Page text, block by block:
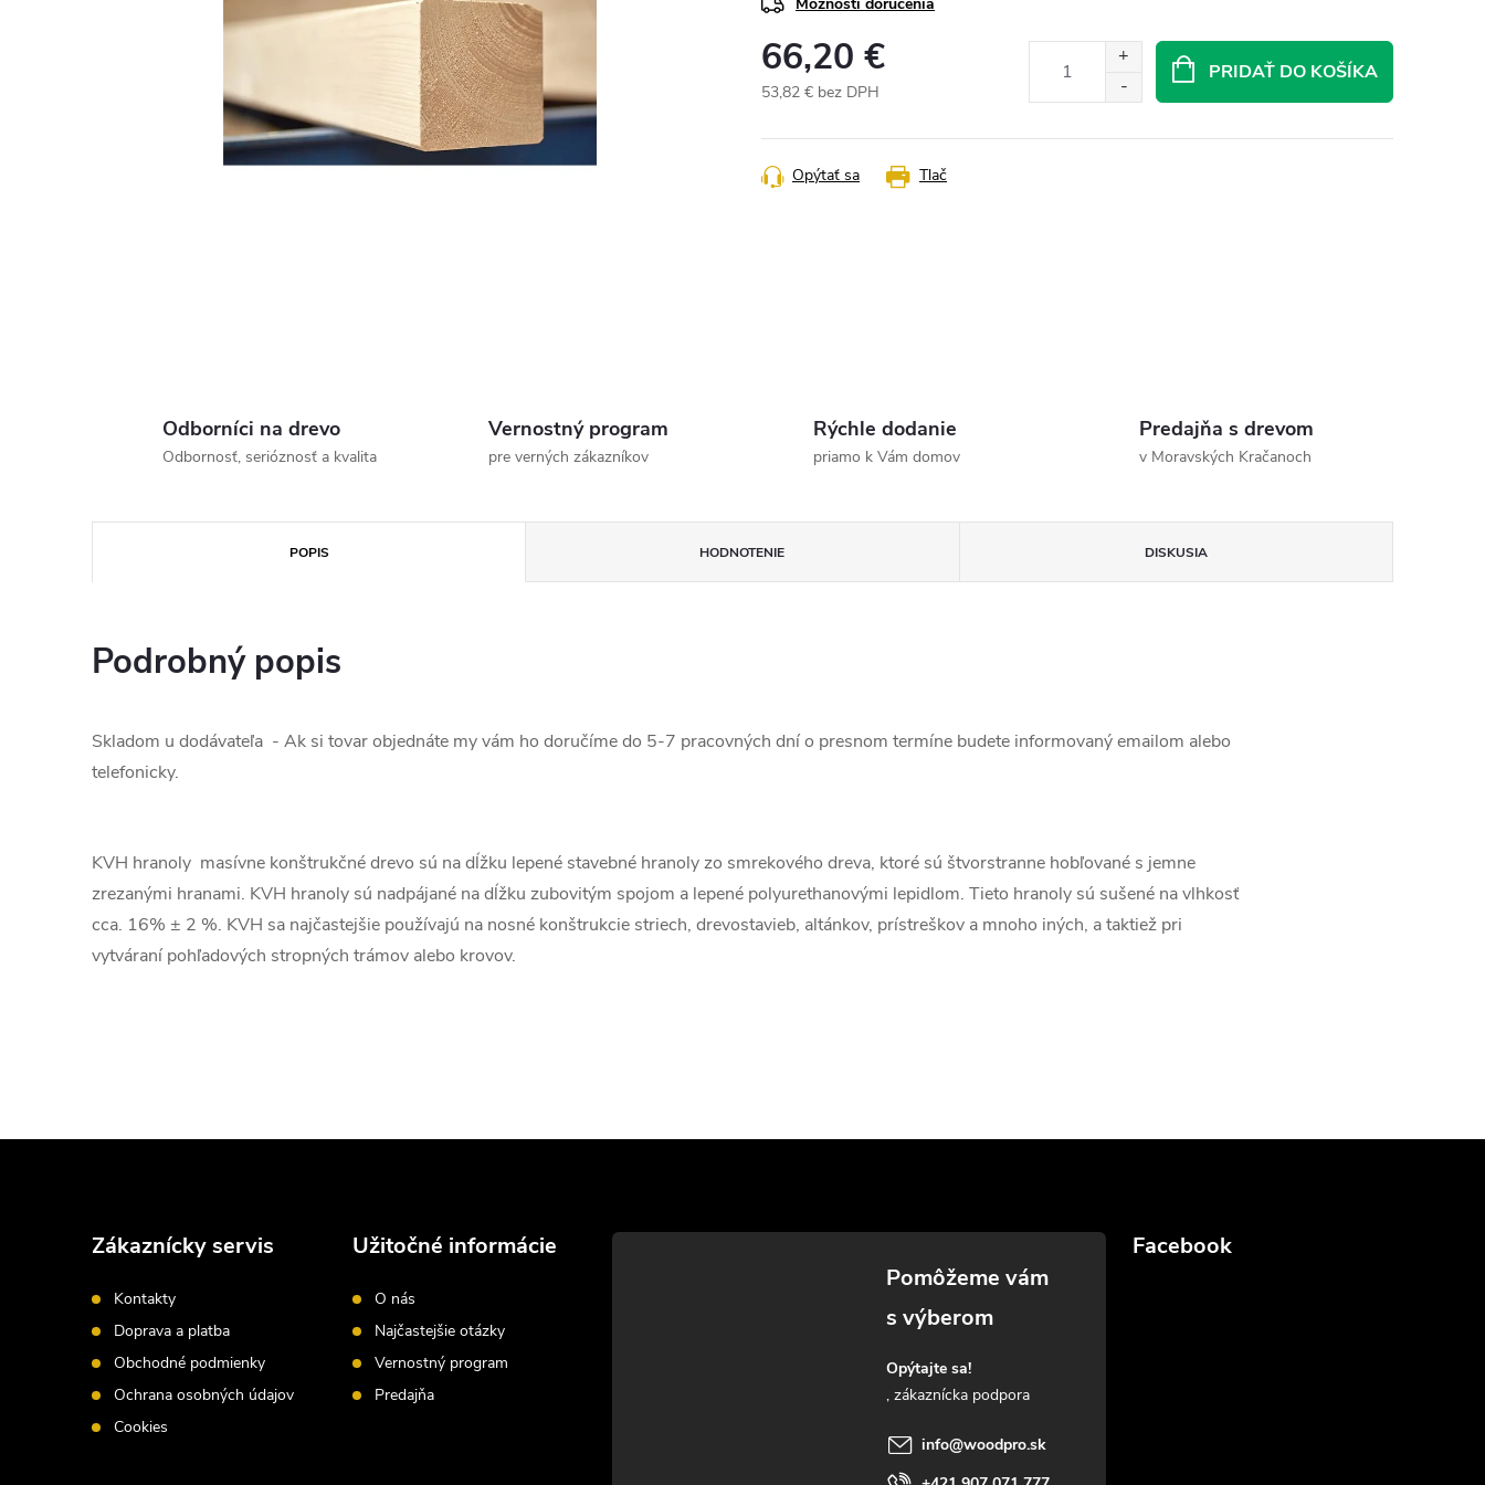
66,20 €
53,82 € bez DPH
cena:
PRIDAŤ DO KOŠÍKA
Tlač
Opýtať sa
Odborníci na drevo
Odbornosť, serióznosť a kvalita
Vernostný program
pre verných zákazníkov
Rýchle dodanie
priamo k Vám domov
Predajňa s drevom
v Moravských Kračanoch
POPIS HODNOTENIE DISKUSIA
Podrobný popis
Skladom u dodávateľa - Ak si tovar objednáte my vám ho doručíme do 5-7 pracovných dní o presnom termíne budete informovaný emailom alebo
telefonicky.
KVH hranoly masívne konštrukčné drevo sú na dĺžku lepené stavebné hranoly zo smrekového dreva, ktoré sú štvorstranne hobľované s jemne
zrezanými hranami. KVH hranoly sú nadpájané na dĺžku zubovitým spojom a lepené polyurethanovými lepidlom. Tieto hranoly sú sušené na vlhkosť
cca. 16% ± 2 %. KVH sa najčastejšie používajú na nosné konštrukcie striech, drevostavieb, altánkov, prístreškov a mnoho iných, a taktiež pri
vytváraní pohľadových stropných trámov alebo krovov.
Zákaznícky servis
Kontakty
Doprava a platba
Obchodné podmienky
Ochrana osobných údajov
Cookies
Užitočné informácie
O nás
Najčastejšie otázky
Vernostný program
Predajňa
Opýtajte sa!
info@woodpro.sk
Facebook